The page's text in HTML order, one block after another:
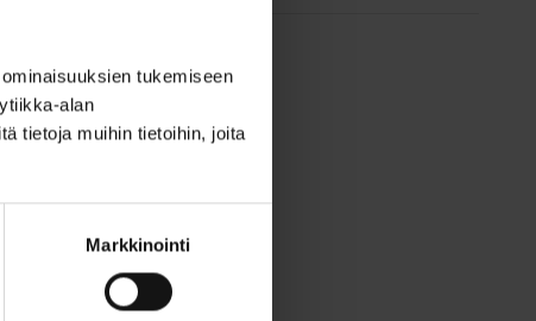
tukemiseen
alan
tietoja muihin tietoihin, joita
Markkinointi